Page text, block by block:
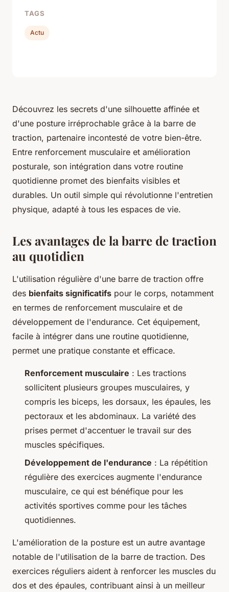
Découvrez les secrets d'une silhouette affinée et
d'une posture irréprochable grâce à la barre de
traction, partenaire incontesté de votre bien-être.
Entre renforcement musculaire et amélioration
posturale, son intégration dans votre routine
quotidienne promet des bienfaits visibles et
durables. Un outil simple qui révolutionne l'entretien
physique, adapté à tous les espaces de vie.
Les avantages de la barre de traction
au quotidien
L'utilisation régulière d'une barre de traction offre
des bienfaits significatifs pour le corps, notamment
en termes de renforcement musculaire et de
développement de l'endurance. Cet équipement,
facile à intégrer dans une routine quotidienne,
permet une pratique constante et efficace.
Renforcement musculaire : Les tractions
sollicitent plusieurs groupes musculaires, y
compris les biceps, les dorsaux, les épaules, les
pectoraux et les abdominaux. La variété des
prises permet d'accentuer le travail sur des
muscles spécifiques.
Développement de l'endurance : La répétition
régulière des exercices augmente l'endurance
musculaire, ce qui est bénéfique pour les
activités sportives comme pour les tâches
quotidiennes.
L'amélioration de la posture est un autre avantage
notable de l'utilisation de la barre de traction. Des
exercices réguliers aident à renforcer les muscles du
dos et des épaules, contribuant ainsi à un meilleur
TAGS
Actu